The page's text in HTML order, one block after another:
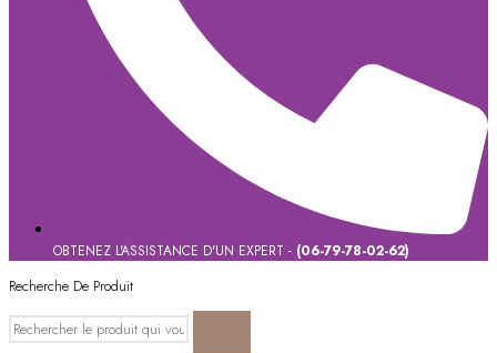
OBTENEZ L'ASSISTANCE D'UN EXPERT - (06-79-78-02-62)
Recherche De Produit